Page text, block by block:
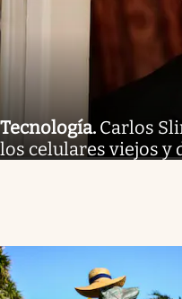
Tecnología. Carlos
los celulares viejos y